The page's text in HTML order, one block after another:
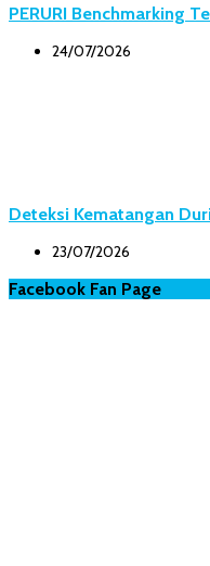
PERURI Benchmarking
24/07/2026
Deteksi Kematangan
23/07/2026
Facebook Fan Page